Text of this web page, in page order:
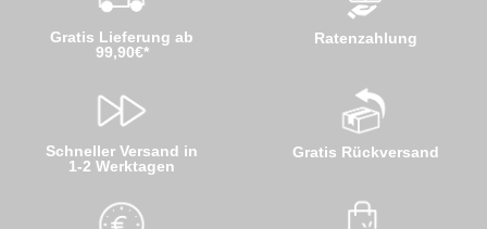
Gratis Lieferung ab
99,90€*
Schneller Versand in
1-2 Werktagen
Ratenzahlung
Gratis Rückversand